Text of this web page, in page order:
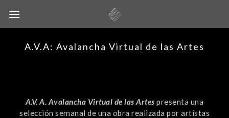
A.V.A: Avalancha Virtual de las Artes
A.V. A. Avalancha Virtual de las Artes presenta una
selección semanal de una obra realizada por artistas